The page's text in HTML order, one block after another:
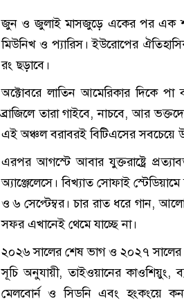
জুন ও জুলাই মাসজুড়ে একের পর এক
মিউনিখ ও প্যারিস। ইউরোপের
রং ছড়াবে।
অক্টোবরে লাতিন আমেরিকার দিকে পা
ব্রাজিলে তারা গাইবে, নাচবে, আর
এই অঞ্চল বরাবরই বিটিএসের সবচেয়ে
এরপর আগস্টে আবার যুক্তরাষ্ট্রে
অ্যাঞ্জেলেসে। বিখ্যাত সোফাই
ও ৬ সেপ্টেম্বর। চার রাত ধরে গান,
সফর এখানেই থেমে যাচ্ছে না।
২০২৬ সালের শেষ ভাগ ও ২০২৭ সালের
সূচি অনুযায়ী, তাইওয়ানের কাওশিয়ুং,
মেলবোর্ন ও সিডনি এবং হংকংয়ে